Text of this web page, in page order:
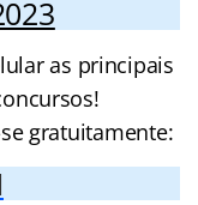
as principais
gratuitamente: